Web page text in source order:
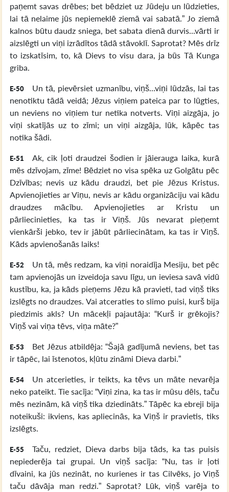
paņemt savas drēbes; bet bēdziet uz Jūdeju un lūdzieties,
lai tā nelaime jūs nepiemeklē ziemā vai sabatā.” Jo ziemā
kalnos būtu daudz sniega, bet sabata dienā durvis...vārti ir
aizslēgti un viņi izrādītos tādā stāvoklī. Saprotat? Mēs drīz
to izskatīsim, to, kā Dievs to visu dara, ja būs Tā Kunga
griba.
E-50
Un tā, pievērsiet uzmanību, viņš...viņi lūdzās, lai tas
nenotiktu tādā veidā; Jēzus viņiem pateica par to lūgties,
un neviens no viņiem tur netika notverts. Viņi aizgāja, jo
viņi skatījās uz to zīmi; un viņi aizgāja, lūk, kāpēc tas
notika šādi.
E-51
Ak, cik ļoti draudzei šodien ir jāierauga laika, kurā
mēs dzīvojam, zīme! Bēdziet no visa spēka uz Golgātu pēc
Dzīvības; nevis uz kādu draudzi, bet pie Jēzus Kristus.
Apvienojieties ar Viņu, nevis ar kādu organizāciju vai kādu
draudzes mācību. Apvienojieties ar Kristu un
pārliecinieties, ka tas ir Viņš. Jūs nevarat pieņemt
vienkārši jebko, tev ir jābūt pārliecinātam, ka tas ir Viņš.
Kāds apvienošanās laiks!
E-52
Un tā, mēs redzam, ka viņi noraidīja Mesiju, bet pēc
tam apvienojās un izveidoja savu līgu, un ieviesa savā vidū
kustību, ka, ja kāds pieņems Jēzu kā pravieti, tad viņš tiks
izslēgts no draudzes. Vai atceraties to slimo puisi, kurš bija
piedzimis akls? Un mācekļi pajautāja: “Kurš ir grēkojis?
Viņš vai viņa tēvs, viņa māte?”
E-53
Bet Jēzus atbildēja: “Šajā gadījumā neviens, bet tas
ir tāpēc, lai īstenotos, kļūtu zināmi Dieva darbi.”
E-54
Un atcerieties, ir teikts, ka tēvs un māte nevarēja
neko pateikt. Tie sacīja: “Viņi zina, ka tas ir mūsu dēls, taču
mēs nezinām, kā viņš tika dziedināts.” Tāpēc ka ebreji bija
noteikuši: ikviens, kas apliecinās, ka Viņš ir pravietis, tiks
izslēgts.
E-55
Taču, redziet, Dieva darbs bija tāds, ka tas puisis
nepiederēja tai grupai. Un viņš sacīja: “Nu, tas ir ļoti
dīvaini, ka jūs nezināt, no kurienes ir tas Cilvēks, jo Viņš
taču dāvāja man redzi.” Saprotat? Lūk, viņš varēja to